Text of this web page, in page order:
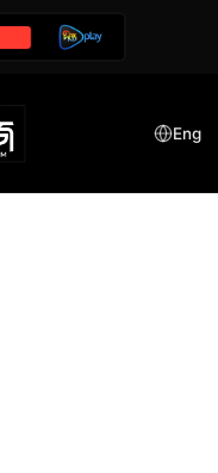
Eng